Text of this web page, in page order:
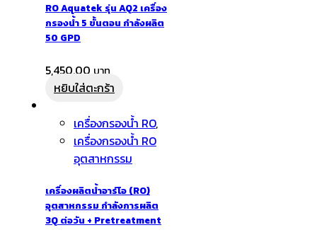
RO Aquatek รุ่น AQ2 เครื่อง
กรองน้ำ 5 ขั้นตอน กำลังผลิต
50 GPD
5,450.00
หยิบใส่ตะกร้า
เครื่องกรองน้ำ RO,
เครื่องกรองน้ำ RO
อุตสาหกรรม
เครื่องผลิตน้ำอาร์โอ (RO)
อุตสาหกรรม กำลังการผลิต
3Q ต่อวัน + Pretreatment